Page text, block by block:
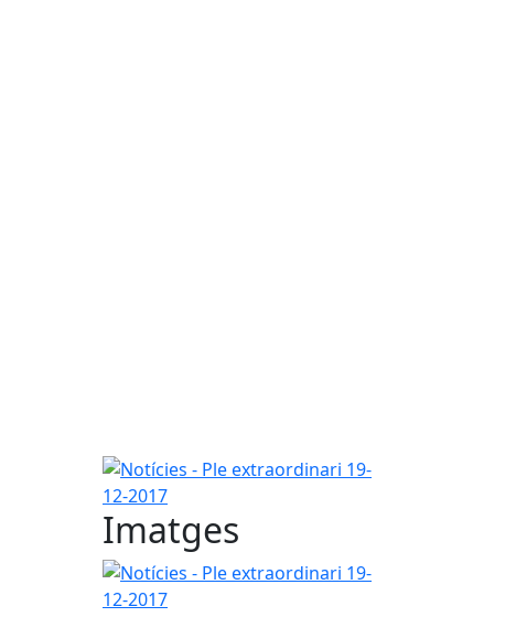
Notícies - Ple extraordinari 19-12-2017
Imatges
Notícies - Ple extraordinari 19-12-2017